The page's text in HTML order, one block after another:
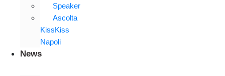
Speaker
Ascolta
KissKiss
Napoli
News